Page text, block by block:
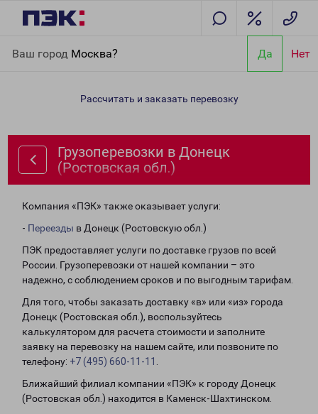
Ваш город Москва? Да Нет
обл.)
Рассчитать и заказать перевозку
Грузоперевозки в Донецк
(Ростовская обл.)
Компания «ПЭК» также оказывает услуги:
- Переезды в Донецк (Ростовскую обл.)
ПЭК предоставляет услуги по доставке грузов по всей
России. Грузоперевозки от нашей компании – это
надежно, с соблюдением сроков и по выгодным тарифам.
Для того, чтобы заказать доставку «в» или «из» города
Донецк (Ростовская обл.), воспользуйтесь
калькулятором для расчета стоимости и заполните
заявку на перевозку на нашем сайте, или позвоните по
телефону: +7 (495) 660-11-11
Ближайший филиал компании «ПЭК» к городу Донецк
(Ростовская обл.) находится в Каменск-Шахтинском.